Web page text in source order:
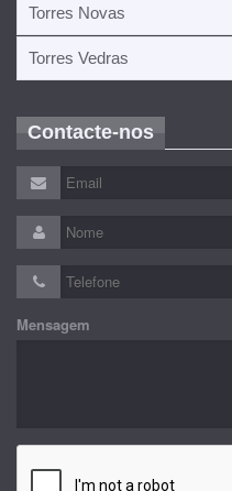
Torres Novas
Torres Vedras
Contacte-nos
Mensagem